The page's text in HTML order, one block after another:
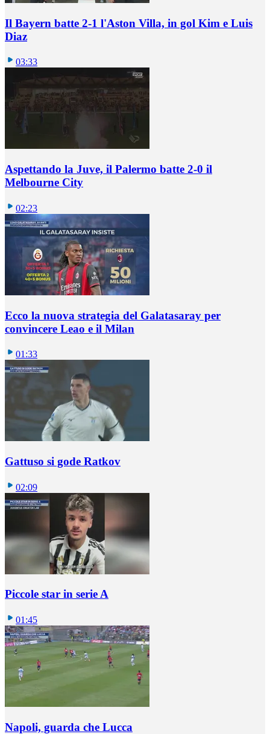
Il Bayern batte 2-1 l'Aston Villa, in gol Kim e Luis
Diaz
03:33
Aspettando la Juve, il Palermo batte 2-0 il
Melbourne City
02:23
Ecco la nuova strategia del Galatasaray per
convincere Leao e il Milan
01:33
Gattuso si gode Ratkov
02:09
Piccole star in serie A
01:45
Napoli, guarda che Lucca